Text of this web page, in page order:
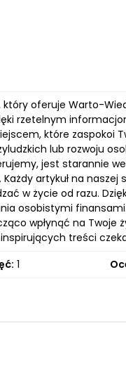
który oferuje Warto-
rzetelnym
które zaspokoi
lub rozwoju
jest starannie
artykuł na
w życie od razu.
osobistymi
wpłynąć na Twoje
treści
1